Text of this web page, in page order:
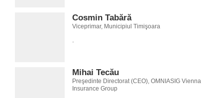
Cosmin Tabără
Viceprimar, Municipiul Timişoara
.
Mihai Tecău
Preşedinte Directorat (CEO), OMNIASIG Vienna
Insurance Group